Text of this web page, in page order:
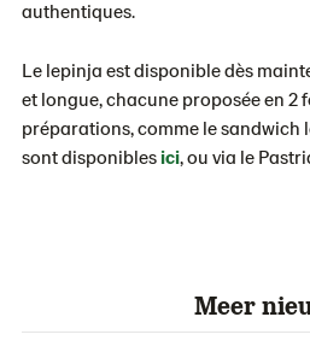
authentiques.
Le lepinja est disponible dès
et longue, chacune proposée en 2
préparations, comme le sandwich
sont disponibles ici, ou via le
Meer